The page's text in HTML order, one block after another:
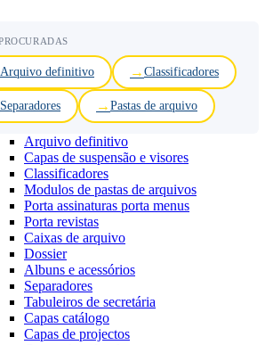
Arquivo definitivo Classificadores
Separadores Pastas de arquivo
Arquivo definitivo
Capas de suspensão e visores
Classificadores
Modulos de pastas de arquivos
Porta assinaturas porta menus
Porta revistas
Caixas de arquivo
Dossier
Albuns e acessórios
Separadores
Tabuleiros de secretária
Capas catálogo
Capas de projectos